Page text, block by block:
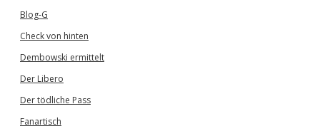
Blog-G
Check von hinten
Dembowski ermittelt
Der Libero
Der tödliche Pass
Fanartisch